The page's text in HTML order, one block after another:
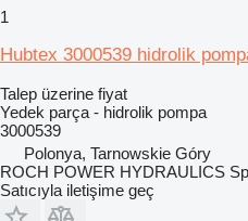
1
Hubtex 3000539 hidrolik
Talep üzerine fiyat
Yedek parça - hidrolik pompa
3000539
Polonya, Tarnowskie Góry
ROCH POWER HYDRAULICS
Satıcıyla iletişime geç